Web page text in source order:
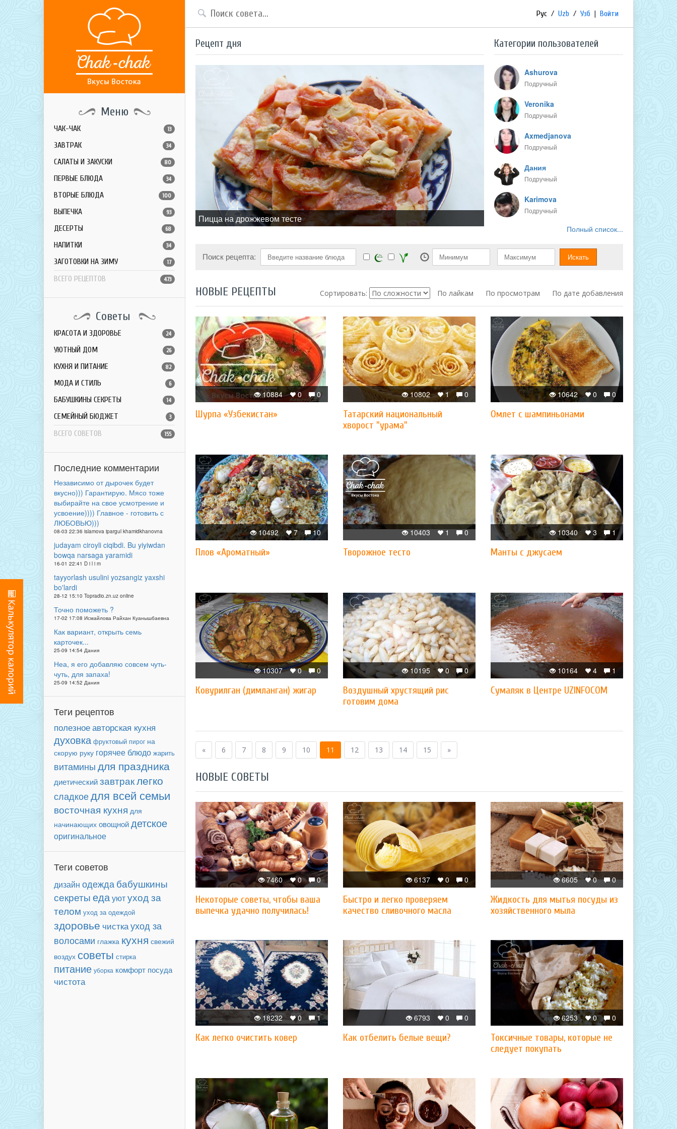
Меню
ЧАК-ЧАК 13
ЗАВТРАК 34
САЛАТЫ И ЗАКУСКИ 80
ПЕРВЫЕ БЛЮДА 34
ВТОРЫЕ БЛЮДА 100
ВЫПЕЧКА 93
ДЕСЕРТЫ 68
НАПИТКИ 34
ЗАГОТОВКИ НА ЗИМУ 17
ВСЕГО РЕЦЕПТОВ 473
Советы
КРАСОТА И ЗДОРОВЬЕ 24
УЮТНЫЙ ДОМ 26
КУХНЯ И ПИТАНИЕ 82
МОДА И СТИЛЬ 6
БАБУШКИНЫ СЕКРЕТЫ 14
СЕМЕЙНЫЙ БЮДЖЕТ 3
ВСЕГО СОВЕТОВ 155
Последние комментарии
Независимо от дырочек будет
вкусно))) Гарантирую. Мясо тоже
выбирайте на свое усмотрение и
усвоение)))) Главное - готовить с
ЛЮБОВЬЮ)))
08-03 22:36 islamova ipargul khamidkhanovna
judayam ciroyli ciqibdi. Bu yiyiwdan
bowqa narsaga yaramidi
16-01 22:41 D i l i m
tayyorlash usulini yozsangiz yaxshi
bo'lardi
28-12 15:10 Topradio.zn.uz online
Точно поможеть ?
17-02 17:08 Исмайлова Райхан Куанышбаевна
Как вариант, открыть семь
карточек...
25-09 14:54 Дания
Неа, я его добавляю совсем чуть-
чуть, для запаха!
25-09 14:52 Дания
Теги рецептов
полезноеавторская кухня
духовка фруктовый пирог на
скорую руку горячее блюдо жарить
витамины для праздника
диетическийзавтраклегко
сладкоедля всей семьи
восточная кухня для
начинающих овощнойдетское
оригинальное
Теги советов
дизайн одежда бабушкины
секретыедауютуход за
телом уход за одеждой
здоровье чисткауход за
волосами глажка кухня свежий
воздух советы стирка
питание уборка комфорт посуда
чистота
Рус / Uzb / Узб | Войти
Рецепт дня
Пицца на дрожжевом тесте
Категории пользователей
Ashurova
Подручный
Veronika
Подручный
Axmedjanova
Подручный
Дания
Подручный
Karimova
Подручный
Полный список...
Поиск рецепта:
НОВЫЕ РЕЦЕПТЫ Сортировать: По лайкам По просмотрам По дате добавления
0
0
10884
Шурпа «Узбекистан»
0
1
10802
Татарский национальный
хворост "урама"
0
0
10642
Омлет с шампиньонами
10
7
10492
Плов «Ароматный»
0
1
10403
Творожное тесто
1
3
10340
Манты с джусаем
0
0
10307
Ковурилган (димланган) жигар
0
0
10195
Воздушный хрустящий рис
готовим дома
1
4
10164
Сумаляк в Центре UZINFOCOM
« 6 7 8 9 10 11 12 13 14 15 »
НОВЫЕ СОВЕТЫ
0
0
7460
Некоторые советы, чтобы ваша
выпечка удачно получилась!
0
0
6137
Быстро и легко проверяем
качество сливочного масла
0
0
6605
Жидкость для мытья посуды из
хозяйственного мыла
1
0
18232
Как легко очистить ковер
0
0
6793
Как отбелить белые вещи?
0
0
6253
Токсичные товары, которые не
следует покупать